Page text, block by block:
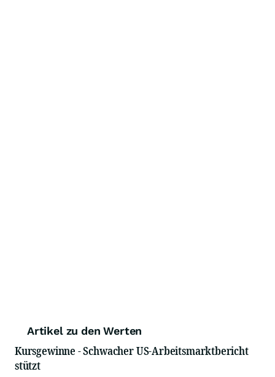
Artikel zu den Werten
Kursgewinne - Schwacher US-Arbeitsmarktbericht
stützt